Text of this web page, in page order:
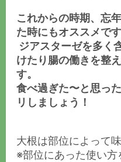
これからの時期、忘
た時にもオススメです
ジアスターゼを多く
けたり腸の働きを整
す。
食べ過ぎた〜と思っ
リしましょう！
大根は部位によって
※部位にあった使い